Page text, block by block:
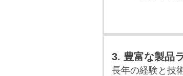
3. 豊富な製品
長年の経験と技